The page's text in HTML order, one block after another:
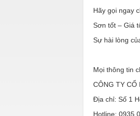
Hãy gọi ngay
Sơn tốt – Giá
Sự hài lòng
Mọi thông tin
CÔNG TY CỔ
Địa chỉ: Số 1
Hotline: 0935